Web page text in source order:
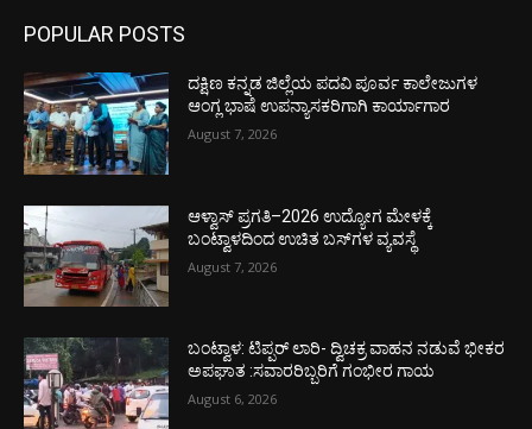
POPULAR POSTS
ದಕ್ಷಿಣ ಕನ್ನಡ ಜಿಲ್ಲೆಯ ಪದವಿ ಪೂರ್ವ ಕಾಲೇಜುಗಳ
ಆಂಗ್ಲ ಭಾಷೆ ಉಪನ್ಯಾಸಕರಿಗಾಗಿ ಕಾರ್ಯಾಗಾರ
August 7, 2026
ಆಳ್ವಾಸ್ ಪ್ರಗತಿ–2026 ಉದ್ಯೋಗ ಮೇಳಕ್ಕೆ
ಬಂಟ್ವಾಳದಿಂದ ಉಚಿತ ಬಸ್‌ಗಳ ವ್ಯವಸ್ಥೆ
August 7, 2026
ಬಂಟ್ವಾಳ: ಟಿಪ್ಪರ್ ಲಾರಿ- ದ್ವಿಚಕ್ರ ವಾಹನ ನಡುವೆ ಭೀಕರ
ಅಪಘಾತ :ಸವಾರರಿಬ್ಬರಿಗೆ ಗಂಭೀರ ಗಾಯ
August 6, 2026